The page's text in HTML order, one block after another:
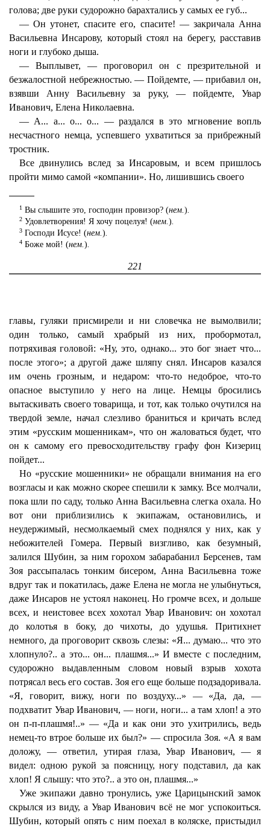
голова; две руки судорожно барахтались у самых ее губ...
— Он утонет, спасите его, спасите! — закричала Анна
Васильевна Инсарову, который стоял на берегу, расставив
ноги и глубоко дыша.
— Выплывет, — проговорил он с презрительной и
безжалостной небрежностью. — Пойдемте, — прибавил он,
взявши Анну Васильевну за руку, — пойдемте, Увар
Иванович, Елена Николаевна.
— А... а... о... о... — раздался в это мгновение вопль
несчастного немца, успевшего ухватиться за прибрежный
тростник.
Все двинулись вслед за Инсаровым, и всем пришлось
пройти мимо самой «компании». Но, лишившись своего
1Вы слышите это, господин провизор? (нем.).
2Удовлетворения! Я хочу поцелуя! (нем.).
3Господи Исусе! (нем.).
4Боже мой! (нем.).
221
главы, гуляки присмирели и ни словечка не вымолвили;
один только, самый храбрый из них, пробормотал,
потряхивая головой: «Ну, это, однако... это бог знает что...
после этого»; а другой даже шляпу снял. Инсаров казался
им очень грозным, и недаром: что-то недоброе, что-то
опасное выступило у него на лице. Немцы бросились
вытаскивать своего товарища, и тот, как только очутился на
твердой земле, начал слезливо браниться и кричать вслед
этим «русским мошенникам», что он жаловаться будет, что
он к самому его превосходительству графу фон Кизериц
пойдет...
Но «русские мошенники» не обращали внимания на его
возгласы и как можно скорее спешили к замку. Все молчали,
пока шли по саду, только Анна Васильевна слегка охала. Но
вот они приблизились к экипажам, остановились, и
неудержимый, несмолкаемый смех поднялся у них, как у
небожителей Гомера. Первый визгливо, как безумный,
залился Шубин, за ним горохом забарабанил Берсенев, там
Зоя рассыпалась тонким бисером, Анна Васильевна тоже
вдруг так и покатилась, даже Елена не могла не улыбнуться,
даже Инсаров не устоял наконец. Но громче всех, и дольше
всех, и неистовее всех хохотал Увар Иванович: он хохотал
до колотья в боку, до чихоты, до удушья. Притихнет
немного, да проговорит сквозь слезы: «Я... думаю... что это
хлопнуло?.. а это... он... плашмя...» И вместе с последним,
судорожно выдавленным словом новый взрыв хохота
потрясал весь его состав. Зоя его еще больше подзадоривала.
«Я, говорит, вижу, ноги по воздуху...» — «Да, да, —
подхватит Увар Иванович, — ноги, ноги... а там хлоп! а это
он п-п-плашмя!..» — «Да и как они это ухитрились, ведь
немец-то втрое больше их был?» — спросила Зоя. «А я вам
доложу, — ответил, утирая глаза, Увар Иванович, — я
видел: одною рукой за поясницу, ногу подставил, да как
хлоп! Я слышу: что это?.. а это он, плашмя...»
Уже экипажи давно тронулись, уже Царицынский замок
скрылся из виду, а Увар Иванович всё не мог успокоиться.
Шубин, который опять с ним поехал в коляске, пристыдил